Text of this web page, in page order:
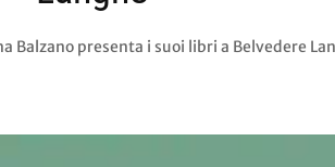
Balzano presenta i suoi libri a Belvedere